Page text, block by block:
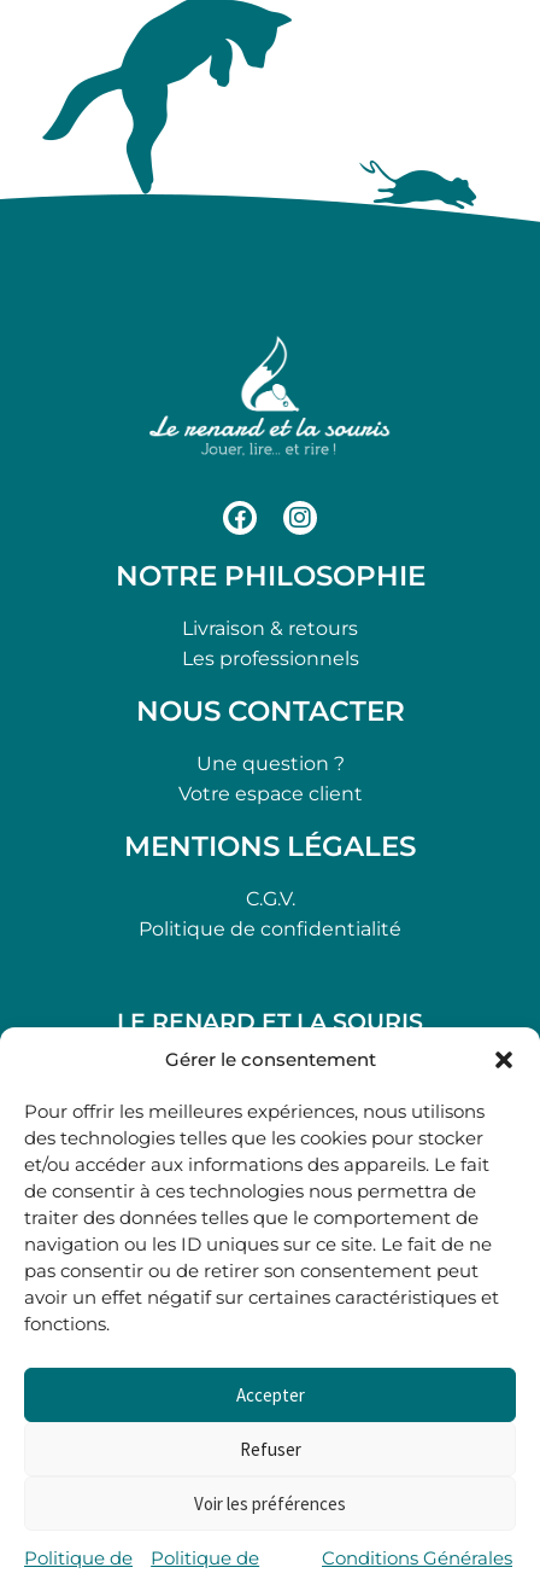
Gérer le consentement
Pour offrir les meilleures expériences, nous utilisons
des technologies telles que les cookies pour stocker
et/ou accéder aux informations des appareils. Le fait
de consentir à ces technologies nous permettra de
traiter des données telles que le comportement de
navigation ou les ID uniques sur ce site. Le fait de ne
pas consentir ou de retirer son consentement peut
avoir un effet négatif sur certaines caractéristiques et
fonctions.
Accepter
Refuser
Voir les préférences
Politique de
Politique de
Conditions Générales
NOTRE PHILOSOPHIE
Livraison & retours
Les professionnels
NOUS CONTACTER
Une question ?
Votre espace client
MENTIONS LÉGALES
C.G.V.
Politique de confidentialité
LE RENARD ET LA SOURIS
48, rue Maubec 33210 LANGON
05 40 41 37 18
.
MARDI AU SAMEDI
10H00-12H45 | 14H00 -19H00
boutique@lerenardetlasouris.com
Tous droits réservés © Le Renard et la Souris –
Rives